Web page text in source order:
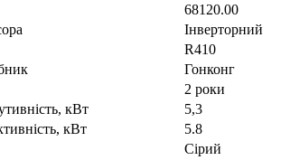
68120.00
Інверторний
R410
Гонконг
2 роки
кВт
5,3
кВт
5.8
Сірий